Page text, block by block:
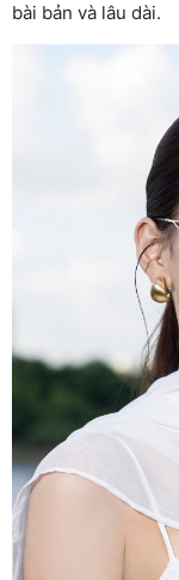
bài bản và lâu dài.